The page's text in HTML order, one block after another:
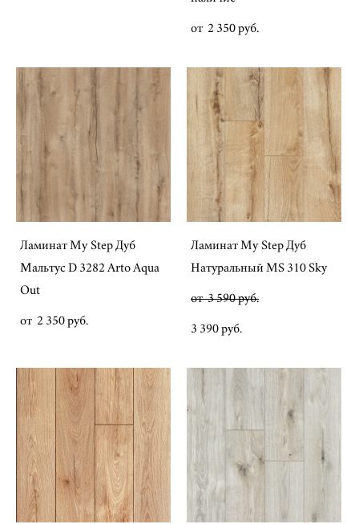
от 2 350 pуб.
Ламинат My Step Дуб
Мальтус D 3282 Arto Aqua
Out
от 2 350 pуб.
Ламинат My Step Дуб
Натуральный MS 310 Sky
от 3 590 pуб.
3 390 pуб.